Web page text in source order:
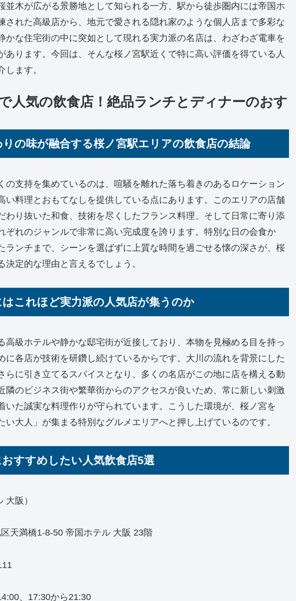
並木が広がる景勝地として知られる一方、駅から徒歩圏内には帝国ホ
された高級店から、地元で愛される隠れ家のような個人店まで多彩な
かな住宅街の中に突如として現れる実力派の名店は、わざわざ電車を
あります。今回は、そんな桜ノ宮駅近くで特に高い評価を得ている人
ます。
人気の飲食店！絶品ランチとディナーのおす
の味が融合する桜ノ宮駅エリアの飲食店の結論
の支持を集めているのは、喧騒を離れた落ち着きのあるロケーション
い料理とおもてなしを提供している点にあります。このエリアの店舗
わり抜いた和食、技術を尽くしたフランス料理、そして日常に寄り添
ぞれのジャンルで非常に高い完成度を誇ります。特別な日の会食か
ランチまで、シーンを選ばずに上質な時間を過ごせる懐の深さが、桜
決定的な理由と言えるでしょう。
これほど実力派の人気店が集うのか
高級ホテルや静かな邸宅街が近接しており、本物を見極める目を持っ
に各店が技術を研鑽し続けているからです。大川の流れを背景にした
らに引き立てるスパイスとなり、多くの名店がこの地に店を構える動
隣のビジネス街や繁華街からのアクセスが良いため、常に新しい刺激
いた誠実な料理作りが守られています。こうした環境が、桜ノ宮を
い大人」が集まる特別なグルメエリアへと押し上げているのです。
すすめしたい人気飲食店5選
大阪）
天満橋1-8-50 帝国ホテル 大阪 23階
、17:30から21:30